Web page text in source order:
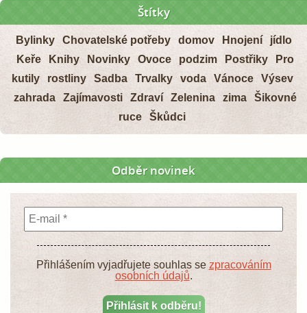
Štítky
Bylinky Chovatelské potřeby domov Hnojení
jídlo
Keře
Knihy Novinky Ovoce podzim Postřiky
Pro
kutily
rostliny Sadba Trvalky voda Vánoce
Výsev
zahrada
Zajímavosti Zdraví Zelenina zima
Šikovné
ruce
Škůdci
Odběr novinek
Přihlášením vyjadřujete souhlas se zpracováním
osobních údajů.